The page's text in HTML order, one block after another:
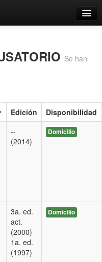
Se han
Edición Disponibilidad
--
(2014)
Domicilio
3a. ed.
act.
(2000)
1a. ed.
(1997)
Domicilio